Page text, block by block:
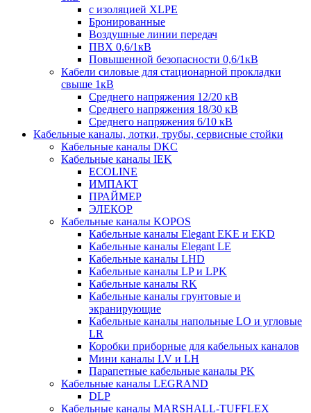
c изоляцией XLPE
Бронированные
Воздушные линии передач
ПВХ 0,6/1кВ
Повышенной безопасности 0,6/1кВ
Кабели силовые для стационарной прокладки
свыше 1кВ
Среднего напряжения 12/20 кВ
Среднего напряжения 18/30 кВ
Среднего напряжения 6/10 кВ
Кабельные каналы, лотки, трубы, сервисные стойки
Кабельные каналы DKC
Кабельные каналы IEK
ECOLINE
ИМПАКТ
ПРАЙМЕР
ЭЛЕКОР
Кабельные каналы KOPOS
Кабельные каналы Elegant EKE и EKD
Кабельные каналы Elegant LE
Кабельные каналы LHD
Кабельные каналы LP и LPK
Кабельные каналы RK
Кабельные каналы грунтовые и
экранирующие
Кабельные каналы напольные LO и угловые
LR
Коробки приборные для кабельных каналов
Мини каналы LV и LH
Парапетные кабельные каналы PK
Кабельные каналы LEGRAND
DLP
Кабельные каналы MARSHALL-TUFFLEX